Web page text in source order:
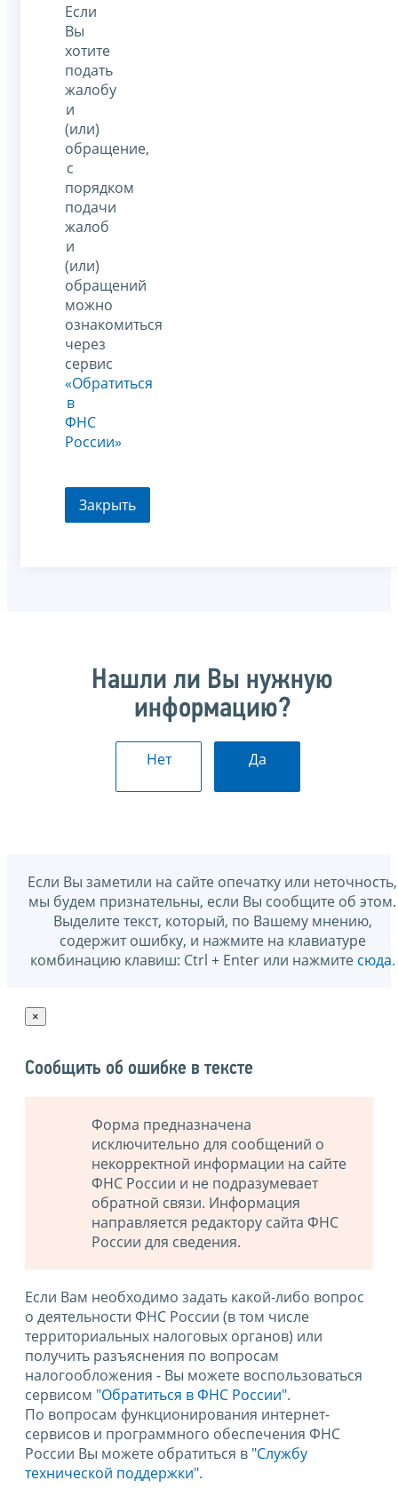
Если
Вы
хотите
подать
жалобу
и
(или)
обращение,
с
порядком
подачи
жалоб
и
(или)
обращений
можно
ознакомиться
через
сервис
«Обратиться
в
ФНС
России»
Закрыть
Нашли ли Вы нужную
информацию?
Нет Да
Если Вы заметили на сайте опечатку или неточность,
мы будем признательны, если Вы сообщите об этом.
Выделите текст, который, по Вашему мнению,
содержит ошибку, и нажмите на клавиатуре
комбинацию клавиш: Ctrl + Enter или нажмите сюда.
×
Сообщить об ошибке в тексте
Форма предназначена
исключительно для сообщений о
некорректной информации на сайте
ФНС России и не подразумевает
обратной связи. Информация
направляется редактору сайта ФНС
России для сведения.
Если Вам необходимо задать какой-либо вопрос
о деятельности ФНС России (в том числе
территориальных налоговых органов) или
получить разъяснения по вопросам
налогообложения - Вы можете воспользоваться
сервисом "Обратиться в ФНС России".
По вопросам функционирования интернет-
сервисов и программного обеспечения ФНС
России Вы можете обратиться в "Службу
технической поддержки".